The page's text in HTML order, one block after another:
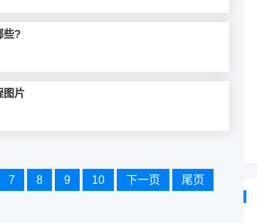
些?
图片
7 8 9 10 下一页 尾页